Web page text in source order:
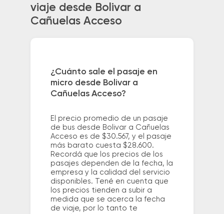
viaje desde Bolivar a
Cañuelas Acceso
¿Cuánto sale el pasaje en
micro desde Bolivar a
Cañuelas Acceso?
El precio promedio de un pasaje
de bus desde Bolivar a Cañuelas
Acceso es de $30.567, y el pasaje
más barato cuesta $28.600.
Recordá que los precios de los
pasajes dependen de la fecha, la
empresa y la calidad del servicio
disponibles. Tené en cuenta que
los precios tienden a subir a
medida que se acerca la fecha
de viaje, por lo tanto te